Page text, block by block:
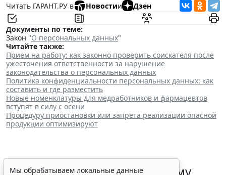
Читать ГАРАНТ.РУ в
Новостии Дзен
Документы по теме:
Закон "О персональных данных"
Читайте также:
Прием на работу: как законно проверить соискателя после
ужесточения ответственности за нарушение
законодательства о персональных данных
Политика конфиденциальности персональных данных: как
составить и где разместить
Новые номенклатуры для медработников и фармацевтов
вступят в силу с осени
Процедуру приостановки или запрета реализации опасной
продукции оптимизируют
ФНС России рассказала малому
Мы обрабатываем локальные данные